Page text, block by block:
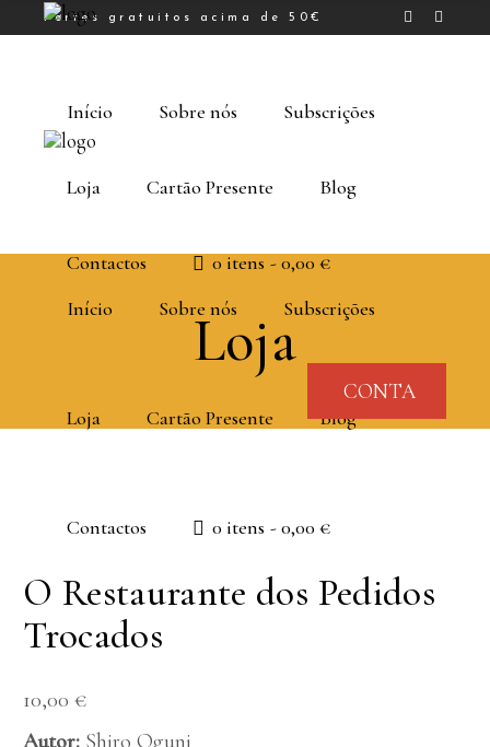
Portes gratuitos acima de 50€
Início Sobre nós Subscrições
Loja Cartão Presente Blog
Contactos 0 itens 0,00 €
CONTA
Início Sobre nós Subscrições
Loja Cartão Presente Blog
Contactos 0 itens 0,00 €
Loja
O Restaurante dos Pedidos
Trocados
10,00€